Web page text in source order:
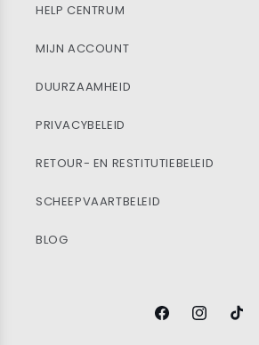
HELP CENTRUM
MIJN ACCOUNT
DUURZAAMHEID
PRIVACYBELEID
RETOUR- EN RESTITUTIEBELEID
SCHEEPVAARTBELEID
BLOG
FacebookInstagramTikTok